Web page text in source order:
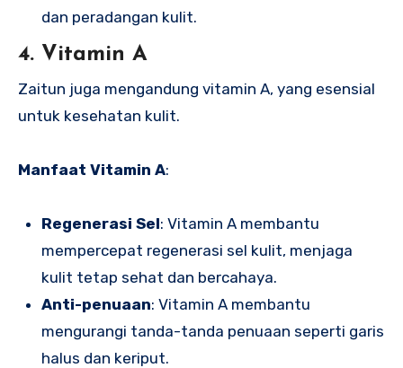
dan peradangan kulit.
4. Vitamin A
Zaitun juga mengandung vitamin A, yang esensial
untuk kesehatan kulit.
Manfaat Vitamin A:
Regenerasi Sel: Vitamin A membantu
mempercepat regenerasi sel kulit, menjaga
kulit tetap sehat dan bercahaya.
Anti-penuaan: Vitamin A membantu
mengurangi tanda-tanda penuaan seperti garis
halus dan keriput.